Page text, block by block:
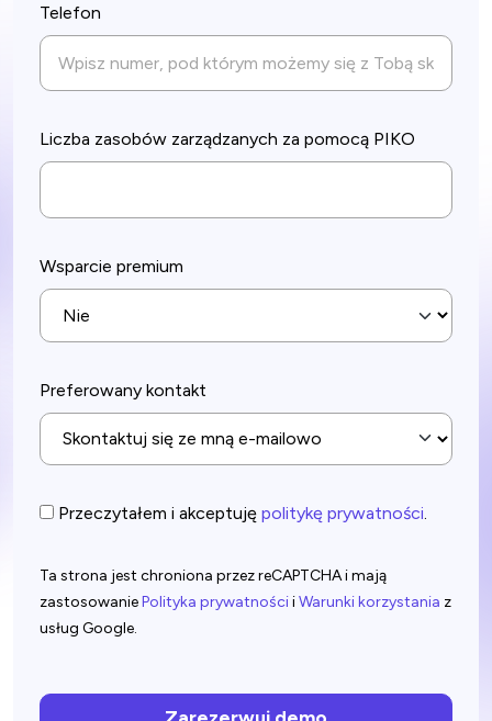
Telefon
Liczba zasobów zarządzanych za pomocą PIKO
Wsparcie premium
Preferowany kontakt
Przeczytałem i akceptuję politykę prywatności.
Ta strona jest chroniona przez reCAPTCHA i mają
zastosowaniePolityka prywatnościiWarunki korzystania z
usług Google.